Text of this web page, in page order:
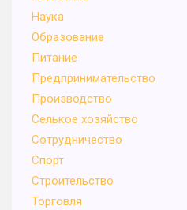
Наука
Образование
Питание
Предпринимательство
Производство
Селькое хозяйство
Сотрудничество
Спорт
Строительство
Торговля